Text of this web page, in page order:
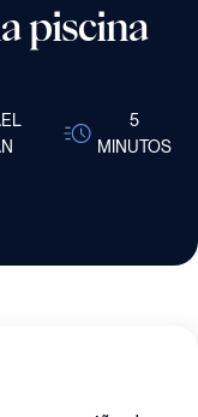
piscina
5
MINUTOS